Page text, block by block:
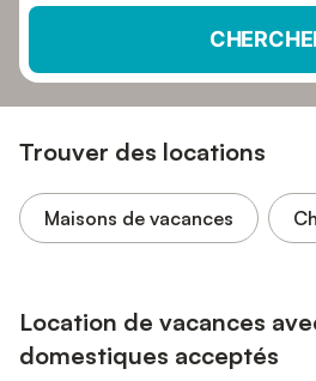
Trouver des locations
Maisons de vacances
Location de vacances
domestiques acceptés